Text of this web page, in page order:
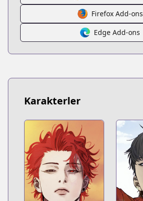
Firefox Add-ons
Edge Add-ons
Karakterler